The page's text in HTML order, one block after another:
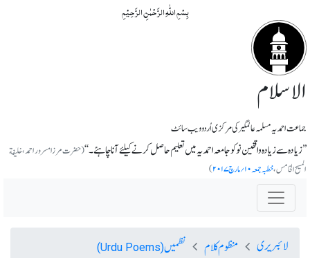
بِسۡمِ اللّٰہِ الرَّحۡمٰنِ الرَّحِیۡمِ
الاسلام
جماعت احمدیہ مسلمہ عالمگیر کی مرکزی اُردو ویب سائٹ
’’زیادہ سے زیادہ واقفین نو کو جامعہ احمدیہ میں تعلیم حاصل کرنے کیلئے آنا چاہئے۔‘‘(حضرت مرزا مسرور احمد، خلیفة
المسیح الخامس،خطبہ جمعہ ۱۰؍ مارچ ۲۰۱۷ )
لائبریری منظوم کلام نظمیں(Urdu Poems)